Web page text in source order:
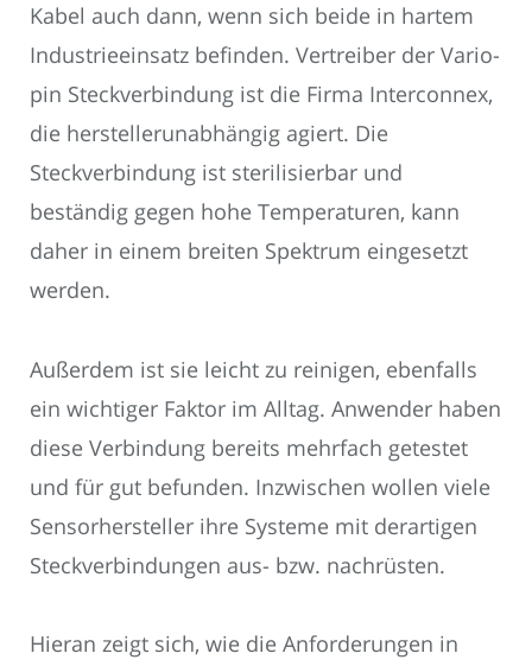
Kabel auch dann, wenn sich beide in hartem
Industrieeinsatz befinden. Vertreiber der Vario-
pin Steckverbindung ist die Firma Interconnex,
die herstellerunabhängig agiert. Die
Steckverbindung ist sterilisierbar und
beständig gegen hohe Temperaturen, kann
daher in einem breiten Spektrum eingesetzt
werden.
Außerdem ist sie leicht zu reinigen, ebenfalls
ein wichtiger Faktor im Alltag. Anwender haben
diese Verbindung bereits mehrfach getestet
und für gut befunden. Inzwischen wollen viele
Sensorhersteller ihre Systeme mit derartigen
Steckverbindungen aus- bzw. nachrüsten.
Hieran zeigt sich, wie die Anforderungen in